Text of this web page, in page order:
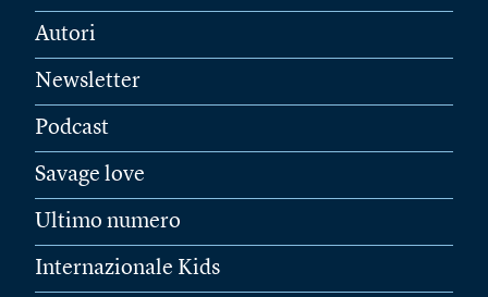
Autori
Newsletter
Podcast
Savage love
Ultimo numero
Internazionale Kids